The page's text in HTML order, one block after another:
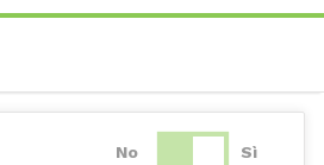
No Sì